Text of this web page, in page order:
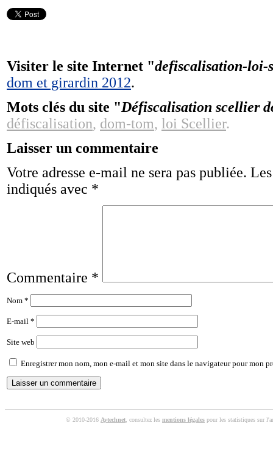
Visiter le site Internet "defiscalisation-loi-
dom et girardin 2012.
Mots clés du site "Défiscalisation scellier
défiscalisation, dom-tom, loi Scellier.
Laisser un commentaire
Votre adresse e-mail ne sera pas publiée.
indiqués avec *
Commentaire *
Nom *
E-mail *
Site web
Enregistrer mon nom, mon e-mail et mon site dans le navigateur pour mon
© 2010-2016 Aytechnet , consultez les mentions légales pour les statistiques sur